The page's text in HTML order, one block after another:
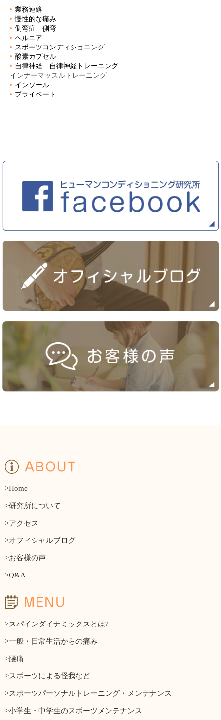
業務連絡
慢性的な痛み
側弯症 側弯
ヘルニア
スポーツコンディショニング
酸素カプセル
自律神経 自律神経トレーニング
インナーマッスルトレーニング
インソール
プライベート
ABOUT
>Home
>研究所について
>アクセス
>オフィシャルブログ
>お客様の声
>Q&A
MENU
>スパインダイナミックスとは?
>一般・日常生活からの痛み
>腰痛
>スポーツによる怪我など
>スポーツパーソナルトレーニング・メンテナンス
>小学生・中学生のスポーツメンテナンス